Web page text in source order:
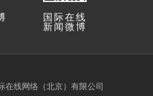
国际在线
新闻微博
在线网络（北京）有限公司